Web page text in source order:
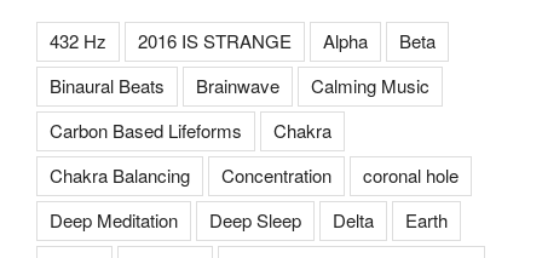
432 Hz 2016 IS STRANGE Alpha
Beta
Binaural Beats
Brainwave
Calming Music
Carbon Based Lifeforms
Chakra
Chakra Balancing
Concentration
coronal hole
Deep Meditation
Deep Sleep Delta
Earth